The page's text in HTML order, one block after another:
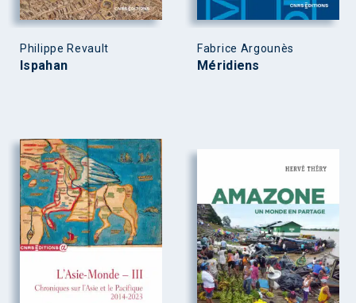
Philippe Revault
Ispahan
Fabrice Argounès
Méridiens